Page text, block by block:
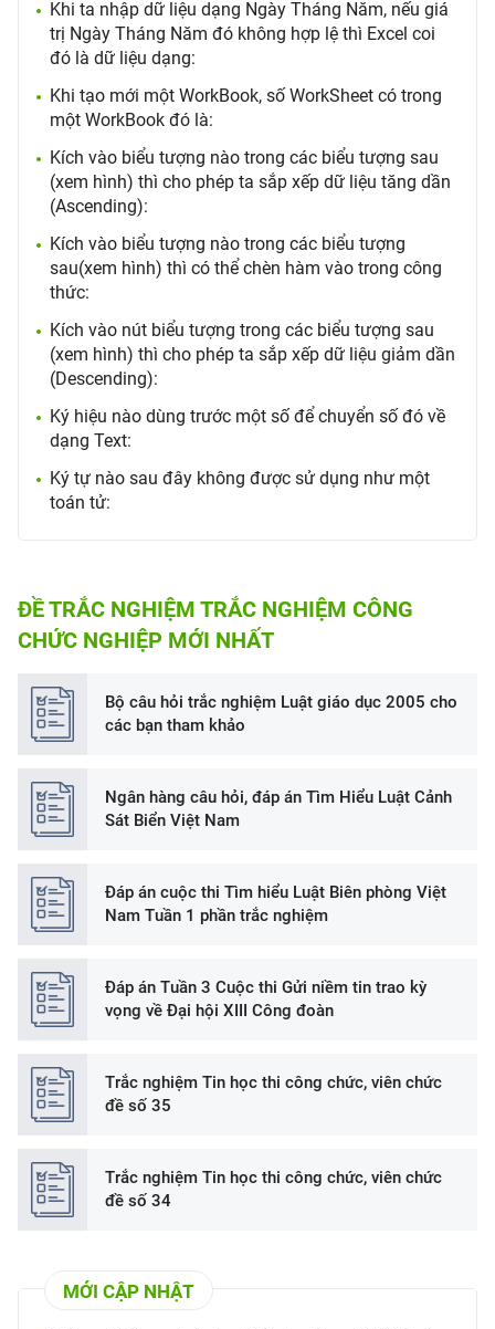
Khi ta nhập dữ liệu dạng Ngày Tháng Năm, nếu giá
trị Ngày Tháng Năm đó không hợp lệ thì Excel coi
đó là dữ liệu dạng:
Khi tạo mới một WorkBook, số WorkSheet có trong
một WorkBook đó là:
Kích vào biểu tượng nào trong các biểu tượng sau
(xem hình) thì cho phép ta sắp xếp dữ liệu tăng dần
(Ascending):
Kích vào biểu tượng nào trong các biểu tượng
sau(xem hình) thì có thể chèn hàm vào trong công
thức:
Kích vào nút biểu tượng trong các biểu tượng sau
(xem hình) thì cho phép ta sắp xếp dữ liệu giảm dần
(Descending):
Ký hiệu nào dùng trước một số để chuyển số đó về
dạng Text:
Ký tự nào sau đây không được sử dụng như một
toán tử:
ĐỀ TRẮC NGHIỆM TRẮC NGHIỆM CÔNG
CHỨC NGHIỆP MỚI NHẤT
Bộ câu hỏi trắc nghiệm Luật giáo dục 2005 cho
các bạn tham khảo
Ngân hàng câu hỏi, đáp án Tìm Hiểu Luật Cảnh
Sát Biển Việt Nam
Đáp án cuộc thi Tìm hiểu Luật Biên phòng Việt
Nam Tuần 1 phần trắc nghiệm
Đáp án Tuần 3 Cuộc thi Gửi niềm tin trao kỳ
vọng về Đại hội XIII Công đoàn
Trắc nghiệm Tin học thi công chức, viên chức
đề số 35
Trắc nghiệm Tin học thi công chức, viên chức
đề số 34
MỚI CẬP NHẬT